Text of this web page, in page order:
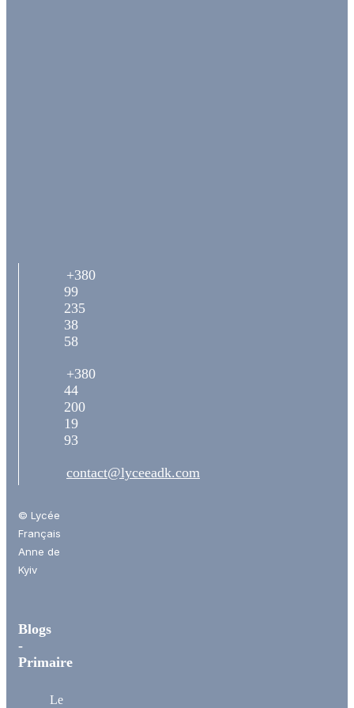
+380
99
235
38
58
+380
44
200
19
93
contact@lyceeadk.com
© Lycée
Français
Anne de
Kyiv
Blogs
-
Primaire
Le